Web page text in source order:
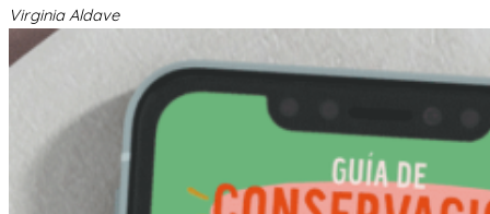
Virginia Aldave